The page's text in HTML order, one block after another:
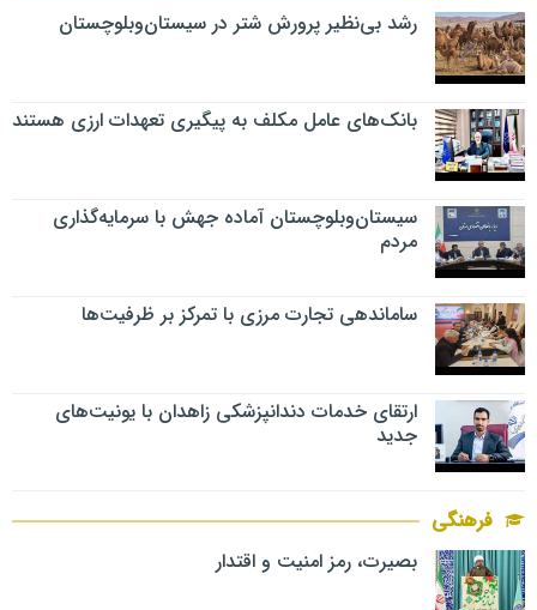
رشد بی‌نظیر پرورش شتر در سیستان‌وبلوچستان
بانک‌های عامل مکلف به پیگیری تعهدات ارزی هستند
سیستان‌وبلوچستان آماده جهش با سرمایه‌گذاری
مردم
ساماندهی تجارت مرزی با تمرکز بر ظرفیت‌ها
ارتقای خدمات دندانپزشکی زاهدان با یونیت‌های
جدید
فرهنگی
بصیرت، رمز امنیت و اقتدار